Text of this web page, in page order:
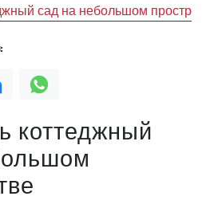
сад на небольшом
коттеджный